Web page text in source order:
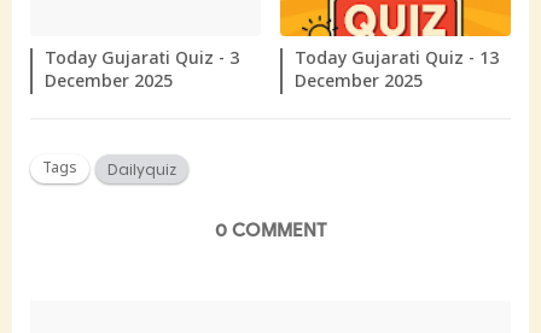
Today Gujarati Quiz - 3
December 2025
Today Gujarati Quiz - 13
December 2025
Tags Dailyquiz
0 COMMENT